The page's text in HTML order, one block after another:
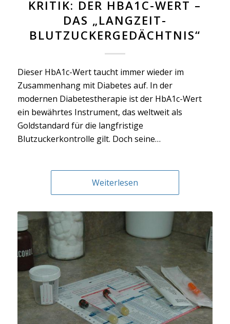
KRITIK: DER HBA1C-WERT –
DAS „LANGZEIT-
BLUTZUCKERGEDÄCHTNIS“
Dieser HbA1c-Wert taucht immer wieder im
Zusammenhang mit Diabetes auf. In der
modernen Diabetestherapie ist der HbA1c-Wert
ein bewährtes Instrument, das weltweit als
Goldstandard für die langfristige
Blutzuckerkontrolle gilt. Doch seine…
Weiterlesen